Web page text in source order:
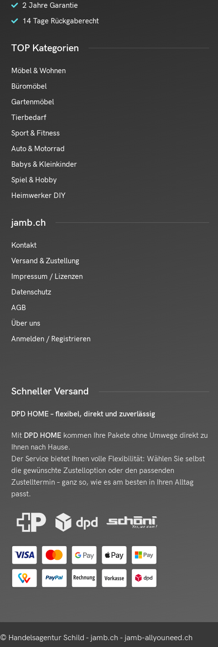
2 Jahre Garantie
14 Tage Rückgaberecht
TOP Kategorien
Möbel & Wohnen
Büromöbel
Gartenmöbel
Tierbedarf
Sport & Fitness
Auto & Motorrad
Babys & Kleinkinder
Spiel & Hobby
Heimwerker DIY
jamb.ch
Kontakt
Versand & Zustellung
Impressum / Lizenzen
Datenschutz
AGB
Über uns
Anmelden / Registrieren
Schneller Versand
DPD HOME – flexibel, direkt und zuverlässig
Mit DPD HOME kommen Ihre Pakete ohne Umwege direkt zu
Ihnen nach Hause.
Der Service bietet Ihnen volle Flexibilität: Wählen Sie selbst
die gewünschte Zustelloption oder den passenden
Zustelltermin – ganz so, wie es am besten in Ihren Alltag
passt.
© Handelsagentur Schild - jamb.ch - jamb-allyouneed.ch